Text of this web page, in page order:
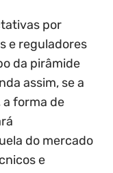
por
e reguladores
da pirâmide
assim, se a
forma de
do mercado
e